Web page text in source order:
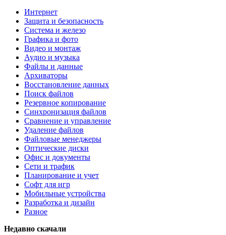
Интернет
Защита и безопасность
Система и железо
Графика и фото
Видео и монтаж
Аудио и музыка
Файлы и данные
Архиваторы
Восстановление данных
Поиск файлов
Резервное копирование
Синхронизация файлов
Сравнение и управление
Удаление файлов
Файловые менеджеры
Оптические диски
Офис и документы
Сети и трафик
Планирование и учет
Софт для игр
Мобильные устройства
Разработка и дизайн
Разное
Недавно скачали